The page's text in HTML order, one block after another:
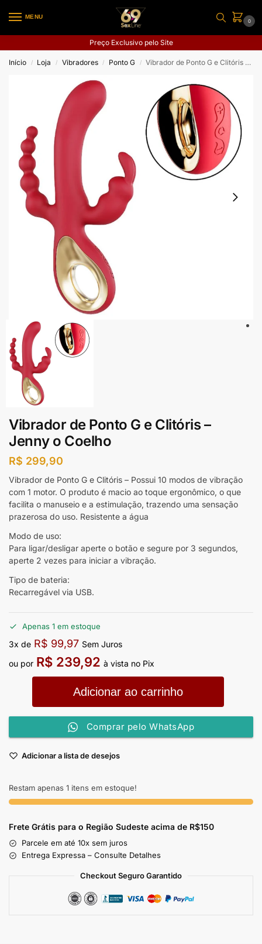
MENU
0
Preço Exclusivo pelo Site
Início / Loja / Vibradores / Ponto G / Vibrador de Ponto G e Clitóris – Jenny o Coelho
Vibrador de Ponto G e Clitóris –
Jenny o Coelho
R$ 299,90
Vibrador de Ponto G e Clitóris – Possui 10 modos de vibração
com 1 motor. O produto é macio ao toque ergonômico, o que
facilita o manuseio e a estimulação, trazendo uma sensação
prazerosa do uso. Resistente a água
Modo de uso:
Para ligar/desligar aperte o botão e segure por 3 segundos,
aperte 2 vezes para iniciar a vibração.
Tipo de bateria:
Recarregável via USB.
Apenas 1 em estoque
3x de R$ 99,97 Sem Juros
ou por R$ 239,92 à vista no Pix
Adicionar ao carrinho
Comprar pelo WhatsApp
Adicionar a lista de desejos
Restam apenas 1 itens em estoque!
Frete Grátis para o Região Sudeste acima de R$150
Parcele em até 10x sem juros
Entrega Expressa – Consulte Detalhes
Checkout Seguro Garantido